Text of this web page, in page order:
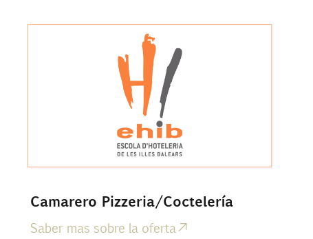
Camarero Pizzeria/Coctelería
Saber mas sobre la oferta